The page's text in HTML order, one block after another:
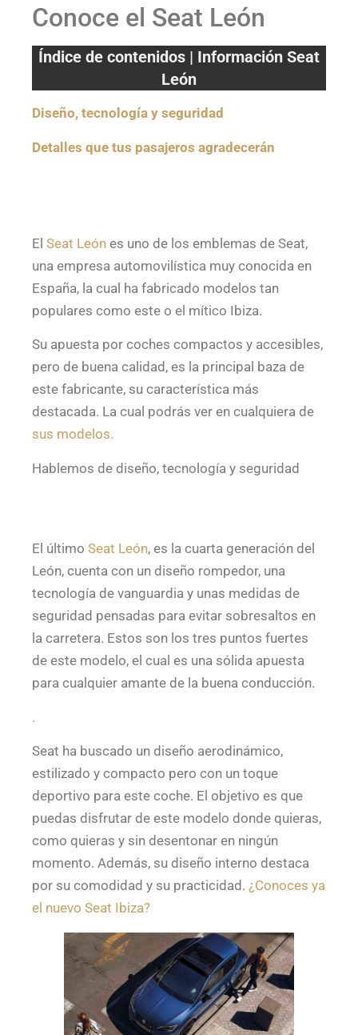
Conoce el Seat León
Índice de contenidos | Información Seat
León
Diseño, tecnología y seguridad
Detalles que tus pasajeros agradecerán
El Seat León es uno de los emblemas de Seat,
una empresa automovilística muy conocida en
España, la cual ha fabricado modelos tan
populares como este o el mítico Ibiza.
Su apuesta por coches compactos y accesibles,
pero de buena calidad, es la principal baza de
este fabricante, su característica más
destacada. La cual podrás ver en cualquiera de
sus modelos.
Hablemos de diseño, tecnología y seguridad
El último Seat León, es la cuarta generación del
León, cuenta con un diseño rompedor, una
tecnología de vanguardia y unas medidas de
seguridad pensadas para evitar sobresaltos en
la carretera. Estos son los tres puntos fuertes
de este modelo, el cual es una sólida apuesta
para cualquier amante de la buena conducción.
.
Seat ha buscado un diseño aerodinámico,
estilizado y compacto pero con un toque
deportivo para este coche. El objetivo es que
puedas disfrutar de este modelo donde quieras,
como quieras y sin desentonar en ningún
momento. Además, su diseño interno destaca
por su comodidad y su practicidad. ¿Conoces ya
el nuevo Seat Ibiza?